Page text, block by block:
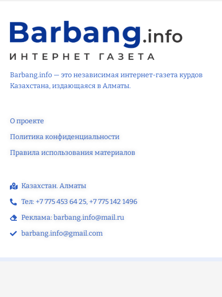
Barbang.info — это независимая интернет-газета курдов
Казахстана, издающаяся в Алматы.
О проекте
Политика конфиденциальности
Правила использования материалов
Казахстан. Алматы
Тел: +7 775 453 64 25‬, +7 775 142 1496‬
Реклама: barbang.info@mail.ru
barbang.info@gmail.com